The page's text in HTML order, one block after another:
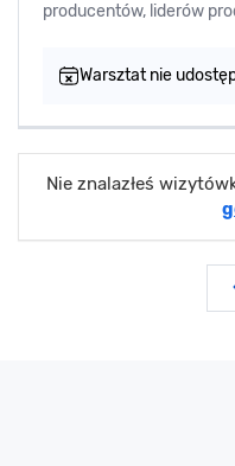
producentów, liderów
Warsztat nie
Nie znalazłeś